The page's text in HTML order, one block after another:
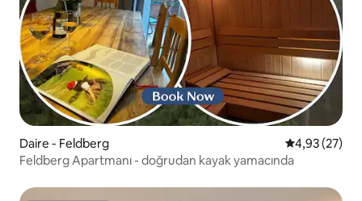
Daire - Feldberg 5 üzerinden
4,93 (27)
Feldberg Apartmanı - doğrudan kayak yamacında